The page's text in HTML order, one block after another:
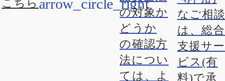
こちら
の対象か
どうか
の確認方
法につい
ては、よ
なご相談
は、総合
支援サー
ビス(有
料)で承